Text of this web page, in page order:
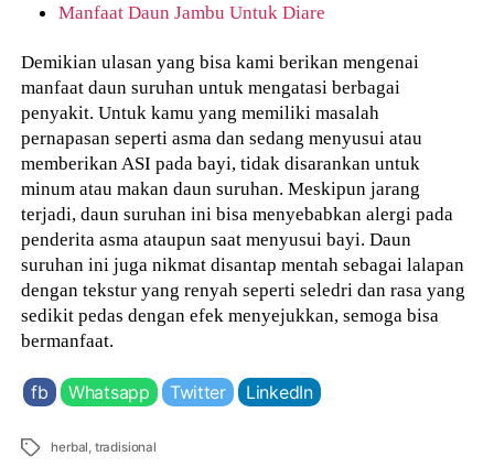
Manfaat Daun Jambu Untuk Diare
Demikian ulasan yang bisa kami berikan mengenai
manfaat daun suruhan untuk mengatasi berbagai
penyakit. Untuk kamu yang memiliki masalah
pernapasan seperti asma dan sedang menyusui atau
memberikan ASI pada bayi, tidak disarankan untuk
minum atau makan daun suruhan. Meskipun jarang
terjadi, daun suruhan ini bisa menyebabkan alergi pada
penderita asma ataupun saat menyusui bayi. Daun
suruhan ini juga nikmat disantap mentah sebagai lalapan
dengan tekstur yang renyah seperti seledri dan rasa yang
sedikit pedas dengan efek menyejukkan, semoga bisa
bermanfaat.
fb Whatsapp Twitter LinkedIn
Tags herbal tradisional